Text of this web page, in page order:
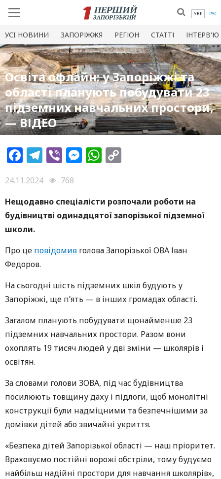
УКР РУС
УСI НОВИНИ ЗАПОРІЖЖЯ РЕГІОН СТАТТІ ІНТЕРВ'Ю
Освіта офлайн: у Запоріжжі та
області планують побудувати 23
підземних навчальних простори,
— ВІДЕО
Facebook
Telegram
ViberMessenger
WhatsApp
24.11.2024
768
Нещодавно спеціалісти розпочали роботи на
будівництві одинадцятої запорізької підземної
школи.
Про це повідомив голова Запорізької ОВА Іван
Федоров.
На сьогодні шість підземних шкіл будують у
Запоріжжі, ще п’ять — в інших громадах області.
Загалом планують побудувати щонайменше 23
підземних навчальних простори. Разом вони
охоплять 19 тисяч людей у дві зміни — школярів і
освітян.
За словами голови ЗОВА, під час будівництва
посилюють товщину даху і підлоги, щоб монолітні
конструкції були надміцними та безпечнішими за
домівки дітей або звичайні укриття.
«Безпека дітей Запорізької області — наш пріоритет.
Враховуємо постійні ворожі обстріли, тому будуємо
найбільш надійні простори для навчання школярів»,